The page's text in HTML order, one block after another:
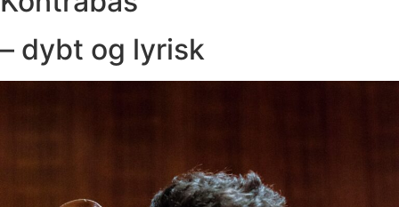
– dybt og lyrisk